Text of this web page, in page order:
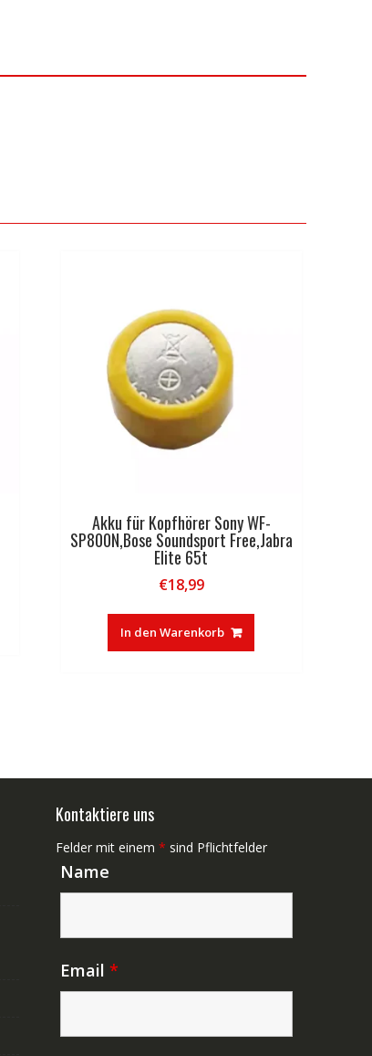
Akku für Kopfhörer Sony WF-
SP800N,Bose Soundsport Free,Jabra
Elite 65t
€18,99
In den Warenkorb
Kontaktiere uns
Felder mit einem * sind Pflichtfelder
Name
Email *